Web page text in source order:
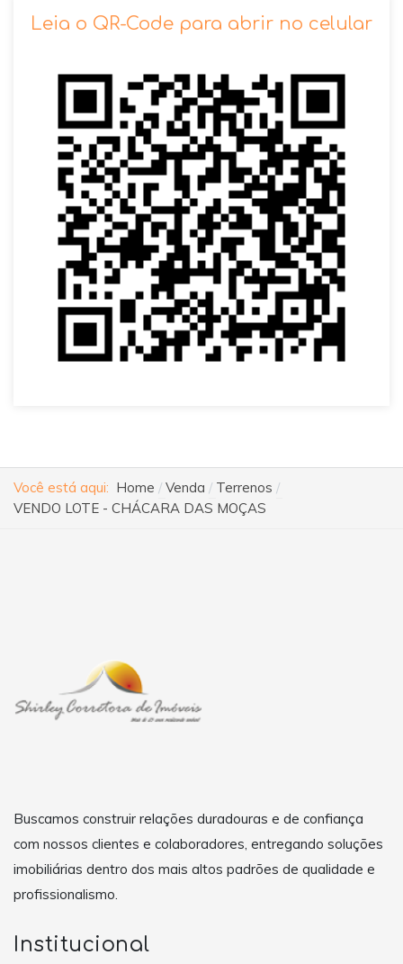
Leia o QR-Code para abrir no celular
Você está aqui: Home Venda
Terrenos
VENDO LOTE - CHÁCARA DAS MOÇAS
Buscamos construir relações duradouras e de confiança
com nossos clientes e colaboradores, entregando soluções
imobiliárias dentro dos mais altos padrões de qualidade e
profissionalismo.
Institucional